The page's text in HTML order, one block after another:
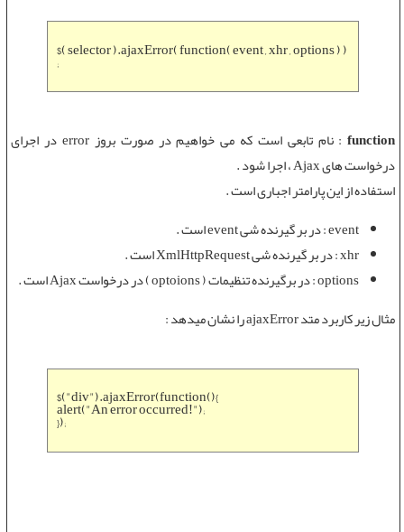
$( selector ).ajaxError( function( event , xhr , options ) )
;
function
: نام تابعی است که می خواهیم در صورت بروز error در اجرای
درخواست های Ajax ، اجرا شود .
استفاده از این پارامتر اجباری است .
event : در بر گیرنده شی event است .
xhr : در بر گیرنده شی XmlHttpRequest است .
options : در برگیرنده تنظیمات ( optoions ) در درخواست Ajax است .
مثال زیر کاربردمتد ajaxError را نشان میدهد :
$("div").ajaxError(function(){
alert("An error occurred!");
});